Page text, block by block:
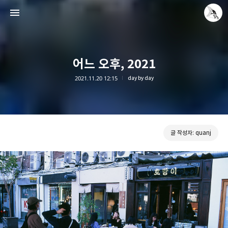
어느 오후, 2021
2021.11.20 12:15 day by day
글 작성자: quanj
Leica Sisyphus